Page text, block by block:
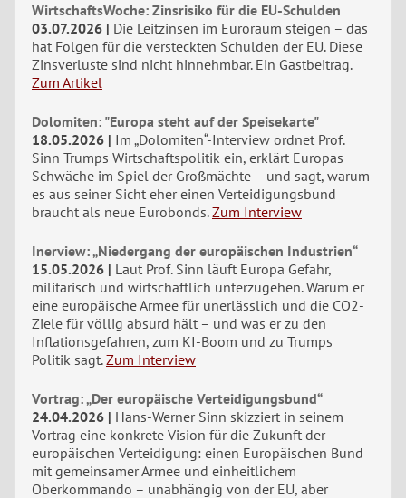
WirtschaftsWoche: Zinsrisiko für die EU-Schulden
03.07.2026
Die Leitzinsen im Euroraum steigen – das
hat Folgen für die versteckten Schulden der EU. Diese
Zinsverluste sind nicht hinnehmbar. Ein Gastbeitrag.
Zum Artikel
Dolomiten: "Europa steht auf der Speisekarte"
18.05.2026
Im „Dolomiten“-Interview ordnet Prof.
Sinn Trumps Wirtschaftspolitik ein, erklärt Europas
Schwäche im Spiel der Großmächte – und sagt, warum
es aus seiner Sicht eher einen Verteidigungsbund
braucht als neue Eurobonds. Zum Interview
Inerview: „Niedergang der europäischen Industrien“
15.05.2026
Laut Prof. Sinn läuft Europa Gefahr,
militärisch und wirtschaftlich unterzugehen. Warum er
eine europäische Armee für unerlässlich und die CO2-
Ziele für völlig absurd hält – und was er zu den
Inflationsgefahren, zum KI-Boom und zu Trumps
Politik sagt. Zum Interview
Vortrag: „Der europäische Verteidigungsbund“
24.04.2026
Hans-Werner Sinn skizziert in seinem
Vortrag eine konkrete Vision für die Zukunft der
europäischen Verteidigung: einen Europäischen Bund
mit gemeinsamer Armee und einheitlichem
Oberkommando – unabhängig von der EU, aber